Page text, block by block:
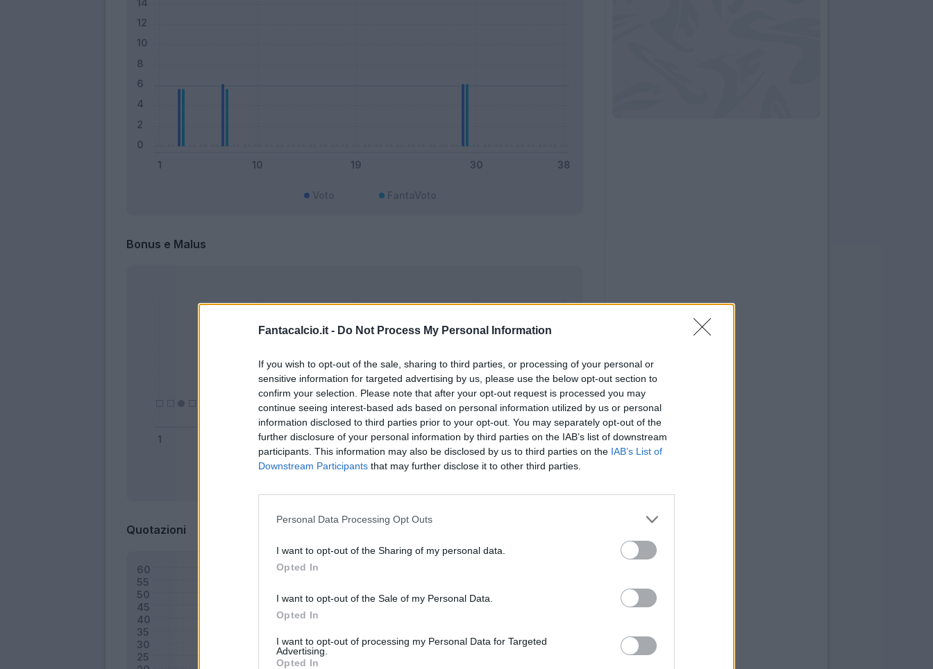
Fantacalcio.it - Do Not Process My Personal Information
If you wish to opt-out of the sale, sharing to third parties, or processing of your personal or
sensitive information for targeted advertising by us, please use the below opt-out section to
confirm your selection. Please note that after your opt-out request is processed you may
continue seeing interest-based ads based on personal information utilized by us or personal
information disclosed to third parties prior to your opt-out. You may separately opt-out of the
further disclosure of your personal information by third parties on the IAB’s list of downstream
participants. This information may also be disclosed by us to third parties on the IAB’s List of
Downstream Participants that may further disclose it to other third parties.
Personal Data Processing Opt Outs
I want to opt-out of the Sharing of my personal data.
Opted In
I want to opt-out of the Sale of my Personal Data.
Opted In
I want to opt-out of processing my Personal Data for Targeted
Advertising.
Opted In
Bonus e Malus
Quotazioni